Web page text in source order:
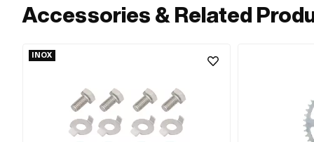
Accessories & Related
INOX